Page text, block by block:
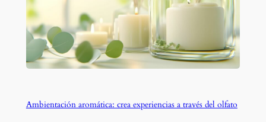
Ambientación aromática: crea experiencias a través del olfato